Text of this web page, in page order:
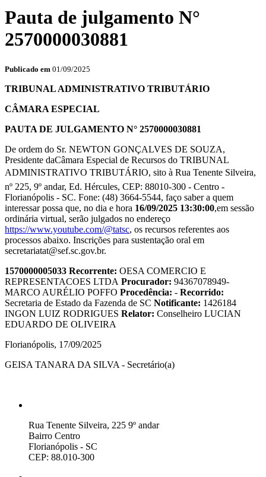
Pauta de julgamento N°
2570000030881
Publicado em 01/09/2025
TRIBUNAL ADMINISTRATIVO TRIBUTÁRIO
CÂMARA ESPECIAL
PAUTA DE JULGAMENTO N° 2570000030881
De ordem do Sr. NEWTON GONÇALVES DE SOUZA,
Presidente daCâmara Especial de Recursos do TRIBUNAL
ADMINISTRATIVO TRIBUTÁRIO, sito à Rua Tenente Silveira,
nº 225, 9º andar, Ed. Hércules, CEP: 88010-300 - Centro -
Florianópolis - SC. Fone: (48) 3664-5544, faço saber a quem
interessar possa que, no dia e hora 16/09/2025 13:30:00,em sessão
ordinária virtual, serão julgados no endereço
https://www.youtube.com/@tatsc, os recursos referentes aos
processos abaixo. Inscrições para sustentação oral em
secretariatat@sef.sc.gov.br.
1570000005033 Recorrente: OESA COMERCIO E
REPRESENTACOES LTDA Procurador: 94367078949-
MARCO AURÉLIO POFFO Procedência: - Recorrido:
Secretaria de Estado da Fazenda de SC Notificante: 1426184
INGON LUIZ RODRIGUES Relator: Conselheiro LUCIAN
EDUARDO DE OLIVEIRA
Florianópolis, 17/09/2025
GEISA TANARA DA SILVA - Secretário(a)
Rua Tenente Silveira, 225 9º andar
Bairro Centro
Florianópolis - SC
CEP: 88.010-300